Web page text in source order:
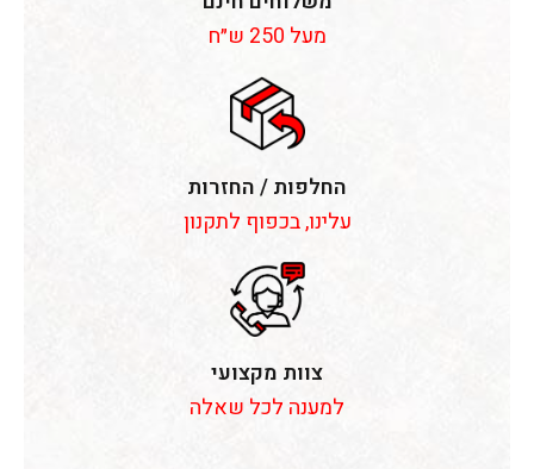
מעל 250 ש״ח
החלפות / החזרות
עלינו, בכפוף לתקנון
צוות מקצועי
למענה לכל שאלה